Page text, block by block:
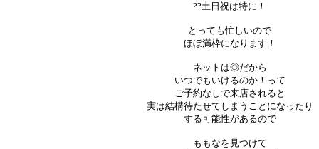
??土日祝は特に！
とっても忙しいので
ほぼ満枠になります！
ネットは◎だから
いつでもいけるのか！って
ご予約なしで来店されると
実は結構待たせてしまうことになったり
する可能性があるので
ももなを見つけて